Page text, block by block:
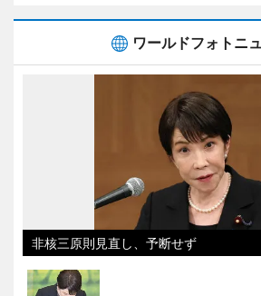
ワールドフォトニ
非核三原則見直し、予断せず